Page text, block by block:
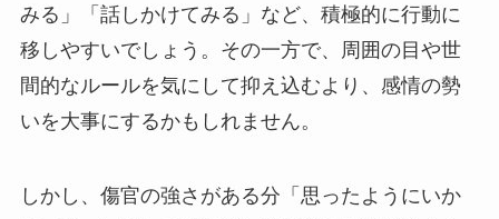
みる」「話しかけてみる」など、積極的に行動に
移しやすいでしょう。その一方で、周囲の目や世
間的なルールを気にして抑え込むより、感情の勢
いを大事にするかもしれません。
しかし、傷官の強さがある分「思ったようにいか